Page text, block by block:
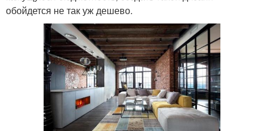
обойдется не так уж дешево.